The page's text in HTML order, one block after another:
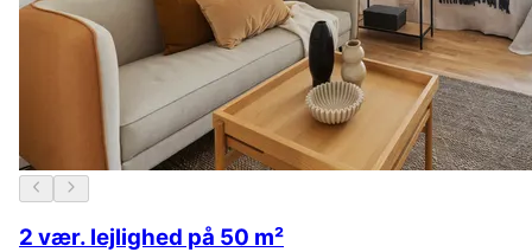
2 vær. lejlighed på 50 m²